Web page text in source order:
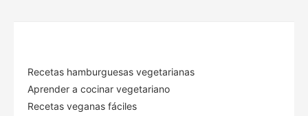
Recetas hamburguesas vegetarianas
Aprender a cocinar vegetariano
Recetas veganas fáciles